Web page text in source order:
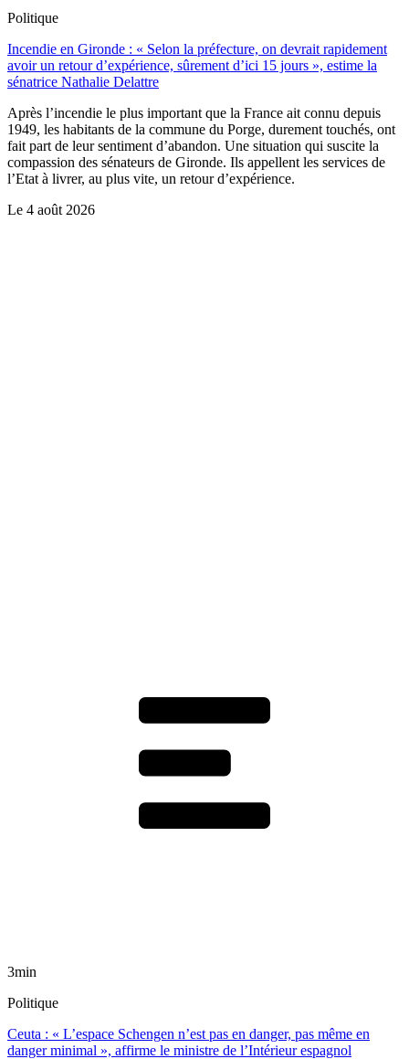
Politique
Incendie en Gironde : « Selon la préfecture, on devrait rapidement
avoir un retour d’expérience, sûrement d’ici 15 jours », estime la
sénatrice Nathalie Delattre
Après l’incendie le plus important que la France ait connu depuis
1949, les habitants de la commune du Porge, durement touchés, ont
fait part de leur sentiment d’abandon. Une situation qui suscite la
compassion des sénateurs de Gironde. Ils appellent les services de
l’Etat à livrer, au plus vite, un retour d’expérience.
Le 4 août 2026
3min
Politique
Ceuta : « L’espace Schengen n’est pas en danger, pas même en
danger minimal », affirme le ministre de l’Intérieur espagnol